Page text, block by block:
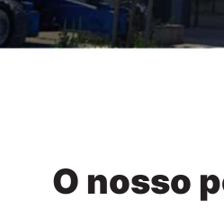
O nosso